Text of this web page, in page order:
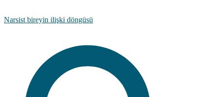
Narsist bireyin ilişki döngüsü